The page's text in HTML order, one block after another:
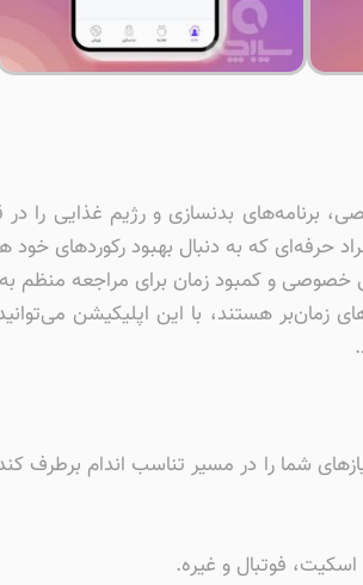
برنامه‌های بدنسازی و رژیم غذایی را
افراد حرفه‌ای که به دنبال بهبود رکوردهای
خصوصی و کمبود زمان برای مراجعه
هستند، با این اپلیکیشن
فوتبال و غیره.